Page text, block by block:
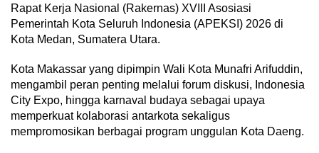
Rapat Kerja Nasional (Rakernas) XVIII Asosiasi
Pemerintah Kota Seluruh Indonesia (APEKSI) 2026 di
Kota Medan, Sumatera Utara.
Kota Makassar yang dipimpin Wali Kota Munafri Arifuddin,
mengambil peran penting melalui forum diskusi, Indonesia
City Expo, hingga karnaval budaya sebagai upaya
memperkuat kolaborasi antarkota sekaligus
mempromosikan berbagai program unggulan Kota Daeng.